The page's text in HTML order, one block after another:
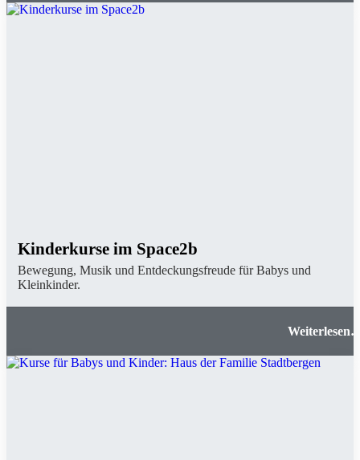
Kinderkurse im Space2b
Bewegung, Musik und Entdeckungsfreude für Babys und
Kleinkinder.